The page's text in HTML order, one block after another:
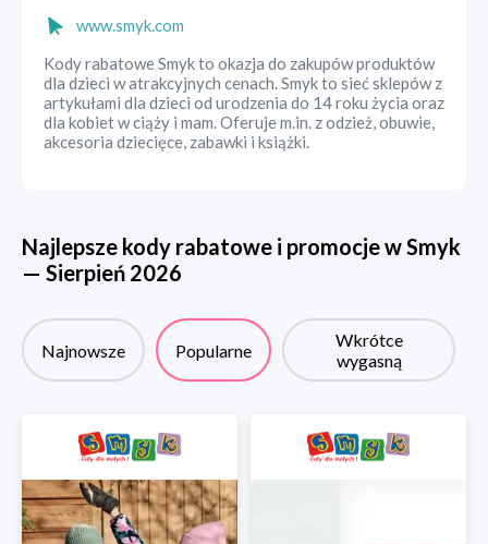
www.smyk.com
Kody rabatowe Smyk to okazja do zakupów produktów
dla dzieci w atrakcyjnych cenach. Smyk to sieć sklepów z
artykułami dla dzieci od urodzenia do 14 roku życia oraz
dla kobiet w ciąży i mam. Oferuje m.in. z odzież, obuwie,
akcesoria dziecięce, zabawki i książki.
Najlepsze kody rabatowe i promocje wSmyk
— Sierpień 2026
Najnowsze Popularne
Wkrótce
wygasną